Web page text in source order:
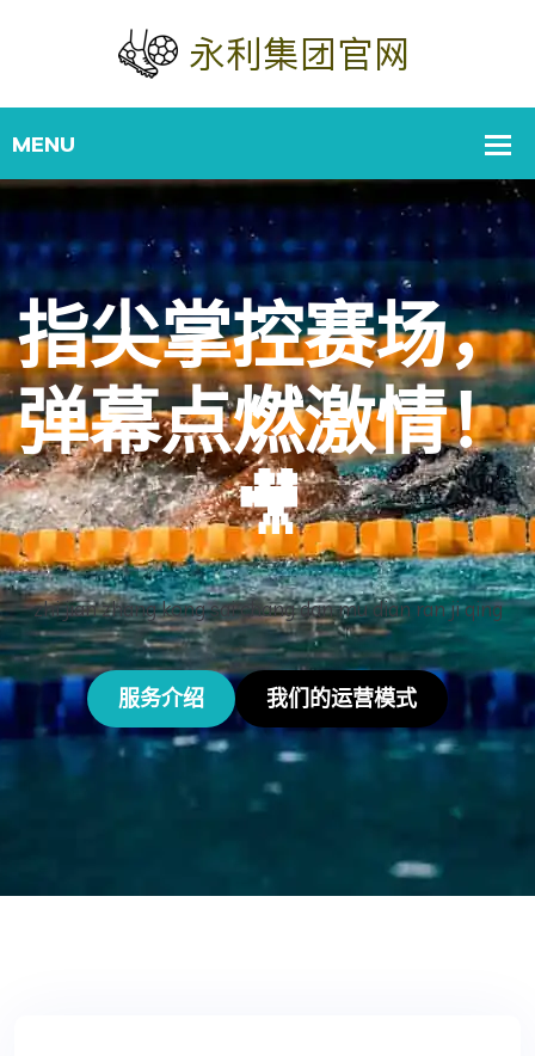
指尖掌控赛场，
弹幕点燃激情！
🎥
zhi jian zhang kong sai chang dan mu dian ran ji qing
服务介绍 我们的运营模式